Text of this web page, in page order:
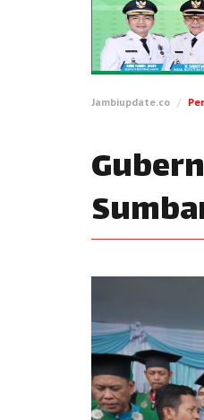
Jambiupdate.co